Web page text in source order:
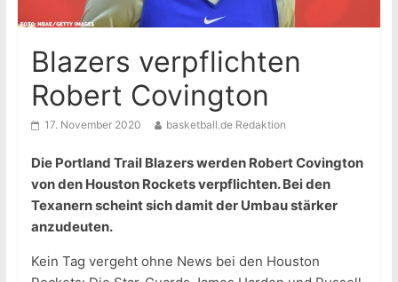
Blazers verpflichten
Robert Covington
17. November 2020 basketball.de Redaktion
Die Portland Trail Blazers werden Robert Covington
von den Houston Rockets verpflichten. Bei den
Texanern scheint sich damit der Umbau stärker
anzudeuten.
Kein Tag vergeht ohne News bei den Houston